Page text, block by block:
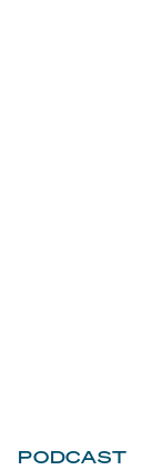
PODCAST